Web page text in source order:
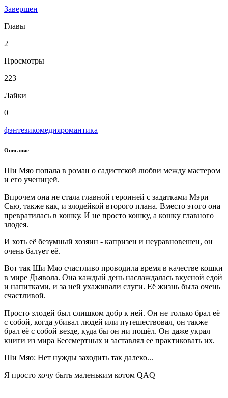
Завершен
Главы
2
Просмотры
223
Лайки
0
фэнтезикомедияромантика
Описание
Ши Мяо попала в роман о садистской любви между мастером
и его ученицей.
Впрочем она не стала главной героиней с задатками Мэри
Сью, также как, и злодейкой второго плана. Вместо этого она
превратилась в кошку. И не просто кошку, а кошку главного
злодея.
И хоть её безумный хозяин - капризен и неуравновешен, он
очень балует её.
Вот так Ши Мяо счастливо проводила время в качестве кошки
в мире Дьявола. Она каждый день наслаждалась вкусной едой
и напитками, и за ней ухаживали слуги. Её жизнь была очень
счастливой.
Просто злодей был слишком добр к ней. Он не только брал её
с собой, когда убивал людей или путешествовал, он также
брал её с собой везде, куда бы он ни пошёл. Он даже украл
книги из мира Бессмертных и заставлял ее практиковать их.
Ши Мяо: Нет нужды заходить так далеко...
Я просто хочу быть маленьким котом QAQ
–